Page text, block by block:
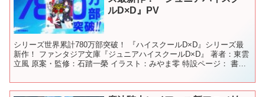
ルD×D』PV
シリーズ世界累計780万部突破！ 『ハイスクールD×D』シリーズ最
新作！ ファンタジア文庫『ジュニアハイスクールD×D』 著者：東雲
立風 原案・監修：石踏一榮 イラスト：みやま零 特設ページ： 書籍